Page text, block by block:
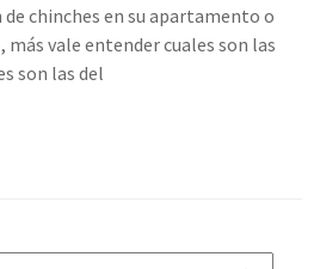
chinches en su apartamento o
más vale entender cuales son las
son las del